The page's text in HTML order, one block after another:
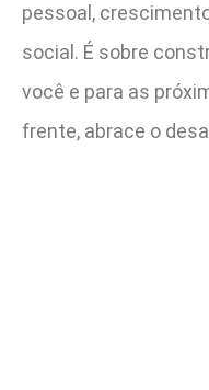
pessoal,
social. É sobre
você e para as
frente, abrace o